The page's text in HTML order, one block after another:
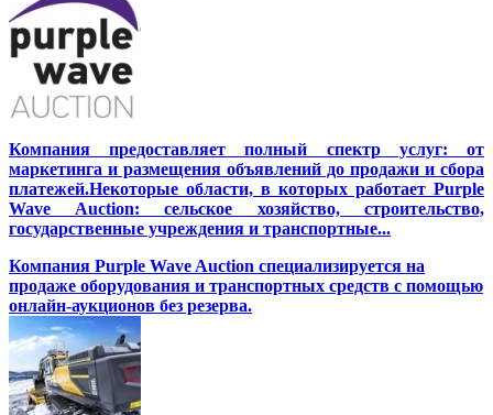
Компания предоставляет полный спектр услуг: от
маркетинга и размещения объявлений до продажи и сбора
платежей.Некоторые области, в которых работает Purple
Wave Auction: сельское хозяйство, строительство,
государственные учреждения и транспортные...
Компания Purple Wave Auction специализируется на
продаже оборудования и транспортных средств с помощью
онлайн-аукционов без резерва.